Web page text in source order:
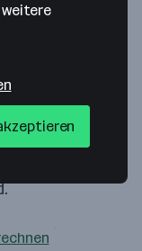
weitere